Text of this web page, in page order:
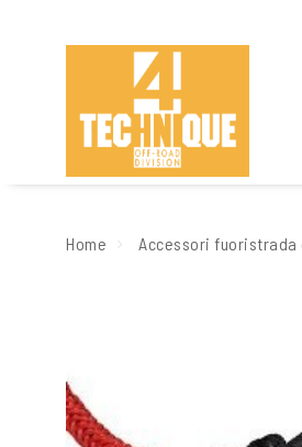
Home Accessori fuoristrada